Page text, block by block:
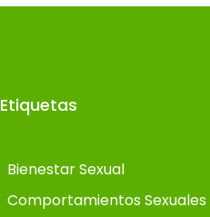
Etiquetas
Bienestar Sexual
Comportamientos Sexuales